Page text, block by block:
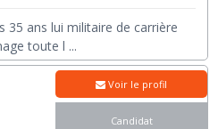
35 ans lui militaire de carrière
toute l ...
Voir le profil
Candidat